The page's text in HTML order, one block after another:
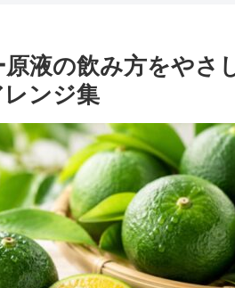
液の飲み方をやさ
ンジ集